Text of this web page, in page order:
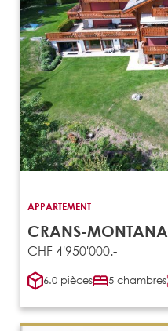
APPARTEMENT
CRANS-MONTANA
CHF 4'950'000.-
6.0 pièces 5 chambres